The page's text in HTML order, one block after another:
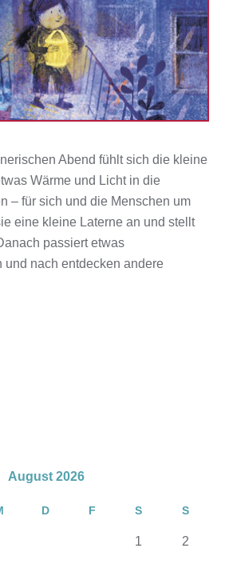
Abend fühlt sich die kleine
Wärme und Licht in die
– für sich und die Menschen um
eine kleine Laterne an und stellt
passiert etwas
und nach entdecken andere
August 2026
D F S S
1 2